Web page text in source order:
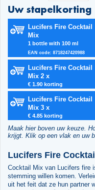
Uw stapelkorting
Lucifers Fire Cocktail
Mix
1 bottle with 100 ml
EAN code: 8718247420988
Lucifers Fire Cocktail
Mix 2 x
€ 1.90 korting
Lucifers Fire Cocktail
Mix 3 x
€ 4.85 korting
Maak hier boven uw keuze.
krijgt. Klik op een vlak en uw
Lucifers Fire
Cocktail Mix van Lucifers fire
stemming willen komen.
uit het feit dat ze hun partner